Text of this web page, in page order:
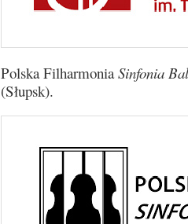
Polska FilharmoniaSinfonia
(Słupsk).